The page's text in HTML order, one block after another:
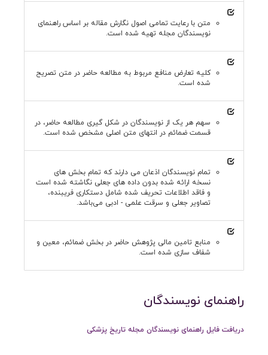
متن با رعایت تمامی اصول نگارش مقاله بر اساس راهنمای
نویسندگان مجله تهیه شده است.
کلیه تعارض منافع مربوط به مطالعه حاضر در متن تصریح
شده است.
سهم هر یک از نویسندگان در شکل گیری مطالعه حاضر، در
قسمت ضمائم در انتهای متن اصلی مشخص شده است.
تمام نویسندگان اذعان می دارند که تمام بخش های
نسخه ارائه شده بدون داده های جعلی نگاشته شده است
و فاقد اطلاعات تحریف شده شامل دستکاری فریبنده،
تصاویر جعلی و سرقت علمی - ادبی می‌باشد.
منابع تامین مالی پژوهش حاضر در بخش ضمائم، معین و
شفاف سازی شده است.
راهنمای نویسندگان
دریافت فایل راهنمای نویسندگان مجله تاریخ پزشکی